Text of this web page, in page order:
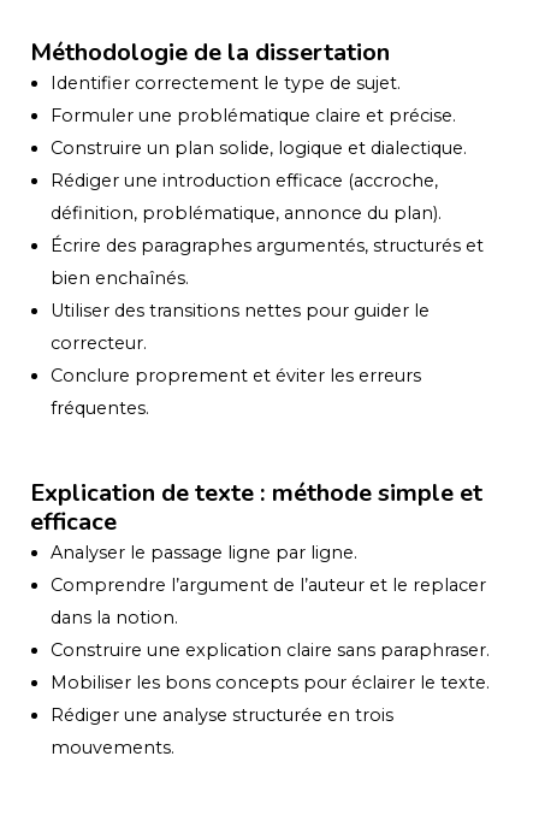
Méthodologie de la dissertation
Identifier correctement le type de sujet.
Formuler une problématique claire et précise.
Construire un plan solide, logique et dialectique.
Rédiger une introduction efficace (accroche,
définition, problématique, annonce du plan).
Écrire des paragraphes argumentés, structurés et
bien enchaînés.
Utiliser des transitions nettes pour guider le
correcteur.
Conclure proprement et éviter les erreurs
fréquentes.
Explication de texte : méthode simple et
efficace
Analyser le passage ligne par ligne.
Comprendre l’argument de l’auteur et le replacer
dans la notion.
Construire une explication claire sans paraphraser.
Mobiliser les bons concepts pour éclairer le texte.
Rédiger une analyse structurée en trois
mouvements.